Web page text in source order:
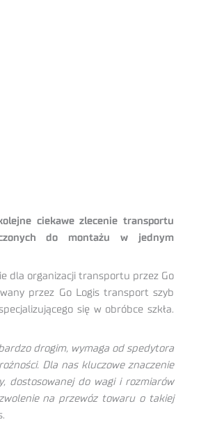
ciekawe zlecenie transportu
do montażu w jednym
dla organizacji transportu przez Go
przez Go Logis transport szyb
się w obróbce szkła.
drogim, wymaga od spedytora
Dla nas kluczowe znaczenie
dostosowanej do wagi i rozmiarów
na przewóz towaru o takiej